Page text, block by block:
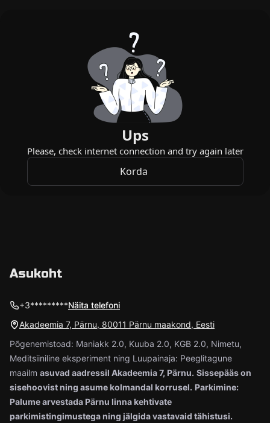
Asukoht
+3*********Näita telefoni
Akadeemia 7, Pärnu, 80011 Pärnu maakond, Eesti
Põgenemistoad: Maniakk 2.0, Kuuba 2.0, KGB 2.0, Nimetu,
Meditsiiniline eksperiment ning Luupainaja: Peeglitagune
maailm asuvad aadressil Akadeemia 7, Pärnu. Sissepääs on
sisehoovist ning asume kolmandal korrusel. Parkimine:
Palume arvestada Pärnu linna kehtivate
parkimistingimustega ning jälgida vastavaid tähistusi.